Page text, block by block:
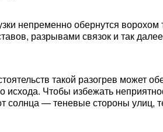
непременно обернутся ворохом
разрывами связок и так
такой разогрев может
Чтобы избежать
солнца — теневые стороны улиц,